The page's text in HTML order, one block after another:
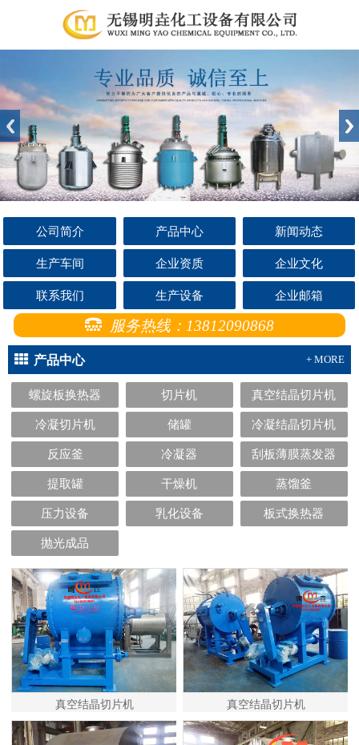
公司简介 产品中心 新闻动态
生产车间 企业资质 企业文化
联系我们 生产设备 企业邮箱
服务热线：13812090868
产品中心 + MORE
螺旋板换热器 切片机 真空结晶切片机
冷凝切片机 储罐 冷凝结晶切片机
反应釜 冷凝器 刮板薄膜蒸发器
提取罐 干燥机 蒸馏釜
压力设备 乳化设备 板式换热器
抛光成品
真空结晶切片机 真空结晶切片机